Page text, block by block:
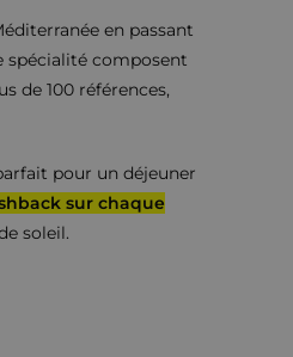
en passant
spécialité composent
de 100 références,
pour un déjeuner
sur chaque
soleil.